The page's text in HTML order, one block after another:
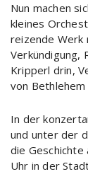
Nun machen
kleines
reizende Werk
Verkündigung,
Kripperl drin,
von Bethlehem
In der
und unter der
die Geschichte
Uhr in der